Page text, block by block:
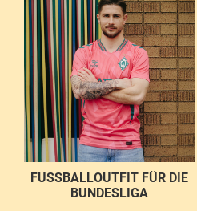
FUSSBALLOUTFIT FÜR DIE B
UNDESLIGA